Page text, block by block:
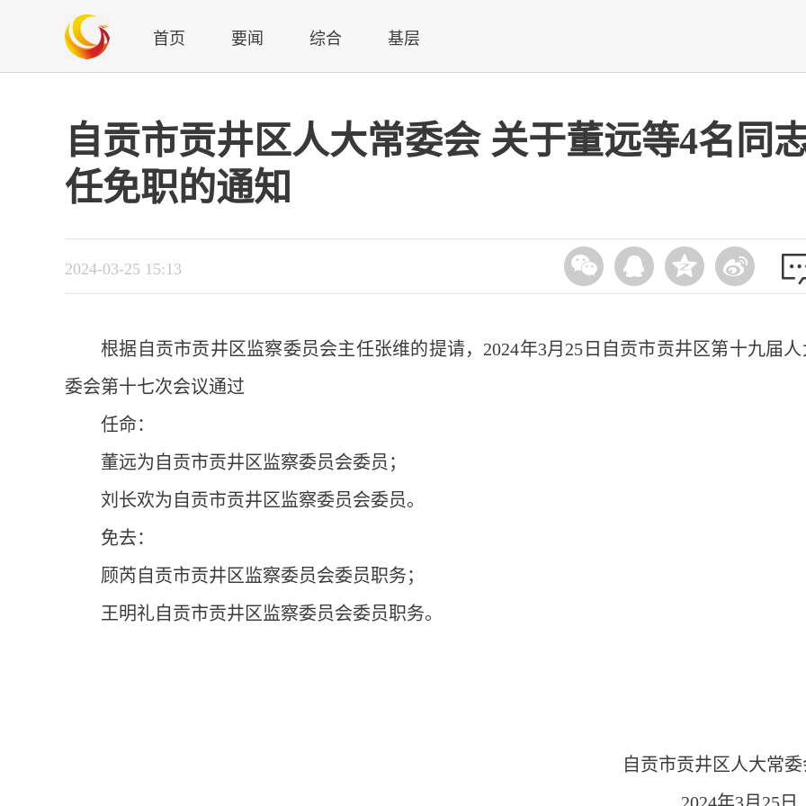
首页 要闻 综合 基层
自贡市贡井区人大常委会 关于董远等4名同
任免职的通知
2024-03-25 15:13
根据自贡市贡井区监察委员会主任张维的提请，2024年3月25日自贡市贡井区第十九届人
委会第十七次会议通过
任命：
董远为自贡市贡井区监察委员会委员；
刘长欢为自贡市贡井区监察委员会委员。
免去：
顾芮自贡市贡井区监察委员会委员职务；
王明礼自贡市贡井区监察委员会委员职务。
自贡市贡井区人大常